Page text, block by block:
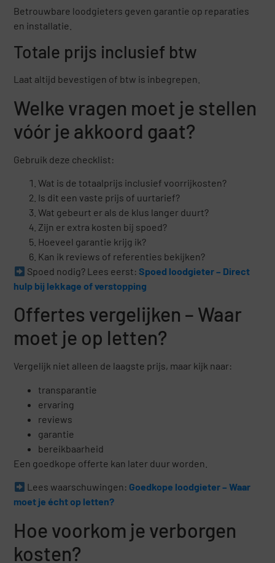
Betrouwbare loodgieters geven garantie op reparaties
en installatie.
Totale prijs inclusief btw
Laat altijd bevestigen of btw is inbegrepen.
Welke vragen moet je stellen
vóór je akkoord gaat?
Gebruik deze checklist:
Wat is de totaalprijs inclusief voorrijkosten?
Is dit een vaste prijs of uurtarief?
Wat gebeurt er als de klus langer duurt?
Zijn er extra kosten bij spoed?
Hoeveel garantie krijg ik?
Kan ik reviews of referenties bekijken?
Spoed nodig? Lees eerst: Spoed loodgieter – Direct
hulp bij lekkage of verstopping
Offertes vergelijken – Waar
moet je op letten?
Vergelijk niet alleen de laagste prijs, maar kijk naar:
transparantie
ervaring
reviews
garantie
bereikbaarheid
Een goedkope offerte kan later duur worden.
Lees waarschuwingen: Goedkope loodgieter – Waar
moet je écht op letten?
Hoe voorkom je verborgen
kosten?